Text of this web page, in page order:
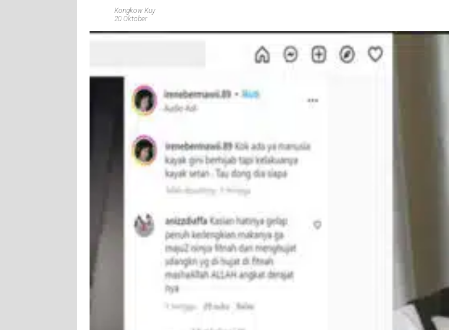
Kongkow Kuy
20 Oktober